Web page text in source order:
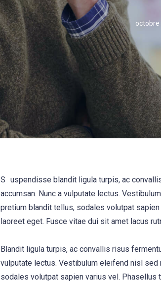
octobre
S uspendisse blandit ligula turpis, ac
accumsan. Nunc a vulputate lectus.
pretium blandit tellus, sodales volutpat
laoreet eget. Fusce vitae dui sit amet lacus
Blandit ligula turpis, ac convallis risus
vulputate lectus. Vestibulum eleifend nisl
sodales volutpat sapien varius vel.